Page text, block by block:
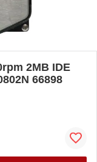
2MB IDE
66898